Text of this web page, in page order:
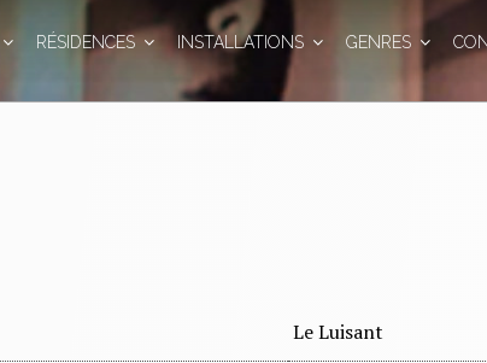
RÉSIDENCES INSTALLATIONS GENRES
Le Luisant